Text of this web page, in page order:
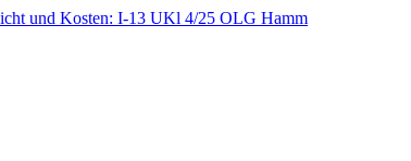
und Kosten: I-13 UKl 4/25 OLG Hamm